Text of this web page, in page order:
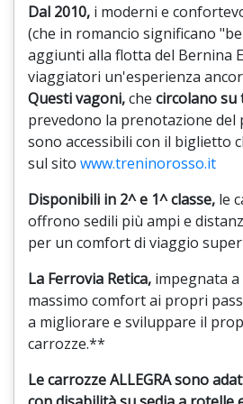
Dal 2010, i moderni e
(che in romancio significano
aggiunti alla flotta del Bernina
viaggiatori un'esperienza
Questi vagoni,che circolano su
prevedono la prenotazione del
sono accessibili con il biglietto
sul sito www.treninorosso.it
Disponibili in 2^ e 1^ classe, le
offrono sedili più ampi e
per un comfort di viaggio
La Ferrovia Retica, impegnata
massimo comfort ai propri
a migliorare e sviluppare il
carrozze.**
Le carrozze ALLEGRA sono